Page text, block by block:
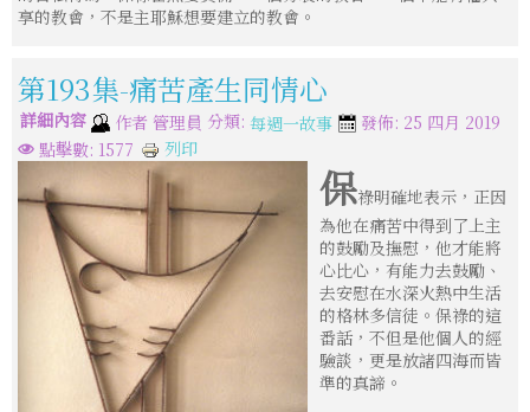
享的教會，不是主耶穌想要建立的教會。
第193集-痛苦產生同情心
詳細內容 作者 管理員 分類: 每週一故事
發佈: 25 四月 2019
點擊數: 1577
列印
保祿明確地表示，正因
為他在痛苦中得到了上主
的鼓勵及撫慰，他才能將
心比心，有能力去鼓勵、
去安慰在水深火熱中生活
的格林多信徒。保祿的這
番話，不但是他個人的經
驗談，更是放諸四海而皆
準的真諦。